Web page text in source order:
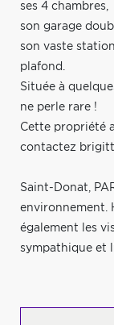
ses 4 chambres,
son garage
son vaste
plafond.
Située à
ne perle rare !
Cette propriété
contactez
Saint-Donat,
environnement.
également les
sympathique et